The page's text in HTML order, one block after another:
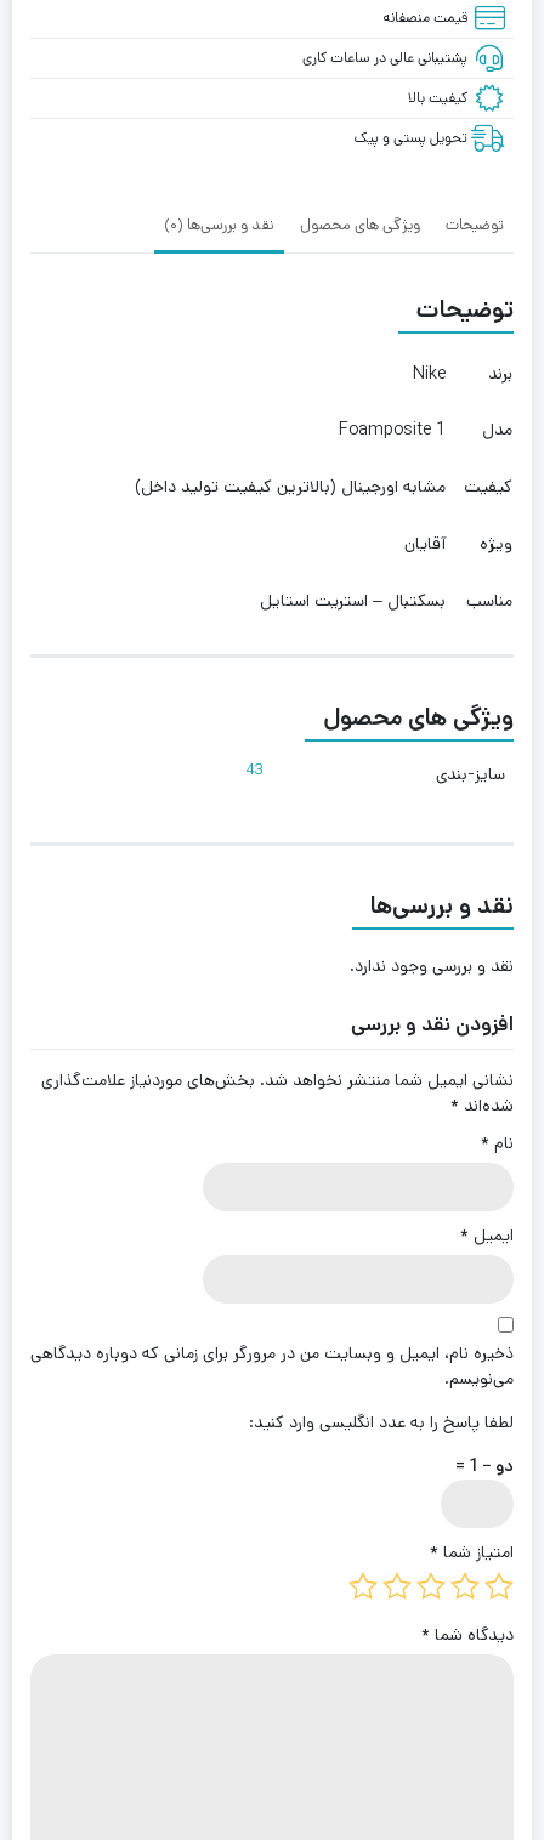
قیمت منصفانه
پشتیبانی عالی در ساعات کاری
کیفیت بالا
تحویل پستی و پیک
توضیحات ویژگی های محصول نقد و بررسی‌ها (0)
توضیحات
برند Nike
مدل Foamposite 1
کیفیت مشابه اورجینال (بالاترین کیفیت تولید داخل)
ویژه آقایان
مناسب بسکتبال – استریت استایل
ویژگی های محصول
سایز-بندی 43
نقد و بررسی‌ها
نقد و بررسی وجود ندارد.
افزودن نقد و بررسی
نشانی ایمیل شما منتشر نخواهد شد. بخش‌های موردنیاز علامت‌گذاری
شده‌اند *
نام *
ایمیل *
ذخیره نام، ایمیل و وبسایت من در مرورگر برای زمانی که دوباره دیدگاهی
می‌نویسم.
لطفا پاسخ را به عدد انگلیسی وارد کنید:
دو − 1 =
امتیاز شما *
دیدگاه شما *